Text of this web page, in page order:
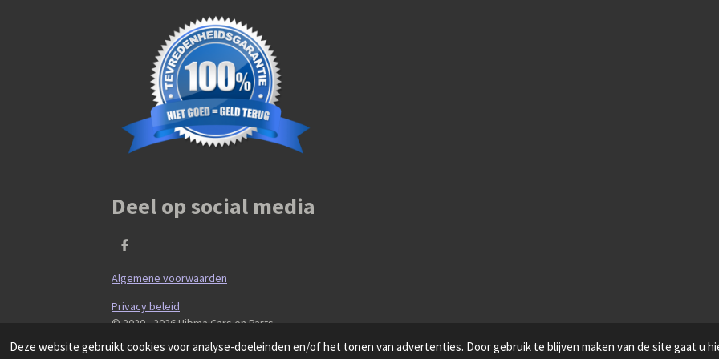
Deze website gebruikt cookies voor analyse-doeleinden en/of het tonen van advertenties. Door gebruik te blijven maken van de site gaat u
Deel op social media
D
l
e
Algemene voorwaarden
Privacy beleid
© 2020 - 2026 Hibma Cars en Parts